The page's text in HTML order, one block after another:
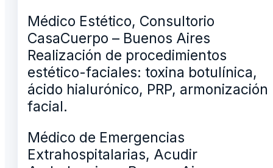
Médico Estético, Consultorio
CasaCuerpo – Buenos Aires
Realización de procedimientos
estético-faciales: toxina botulínica,
ácido hialurónico, PRP, armonización
facial.
Médico de Emergencias
Extrahospitalarias, Acudir